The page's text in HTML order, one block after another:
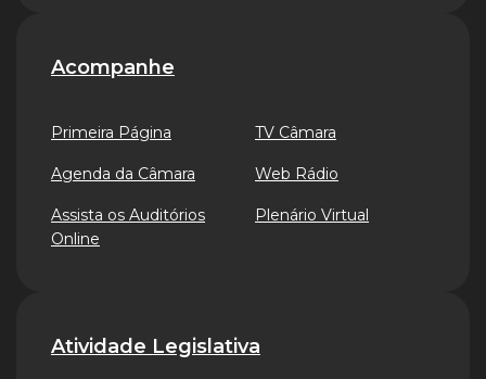
Acompanhe
Primeira Página
Agenda da Câmara
Assista os Auditórios
Online
TV Câmara
Web Rádio
Plenário Virtual
Atividade Legislativa